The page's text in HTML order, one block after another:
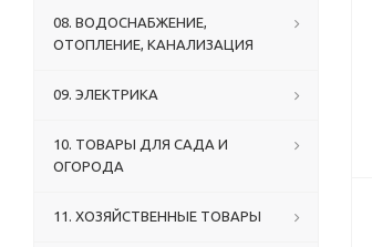
08. ВОДОСНАБЖЕНИЕ,
ОТОПЛЕНИЕ, КАНАЛИЗАЦИЯ
09. ЭЛЕКТРИКА
10. ТОВАРЫ ДЛЯ САДА И
ОГОРОДА
11. ХОЗЯЙСТВЕННЫЕ ТОВАРЫ